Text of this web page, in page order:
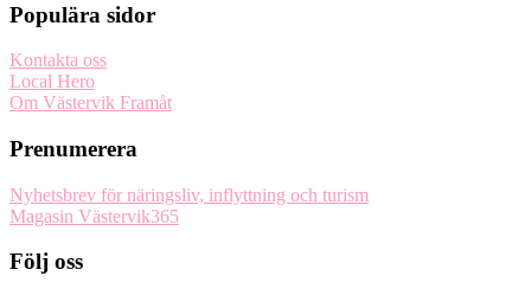
Populära sidor
Kontakta oss
Local Hero
Om Västervik Framåt
Prenumerera
Nyhetsbrev för näringsliv, inflyttning och turism
Magasin Västervik365
Följ oss